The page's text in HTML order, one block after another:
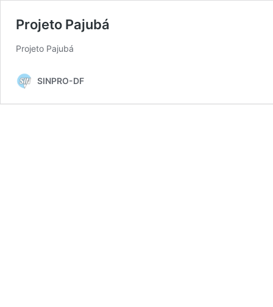
Projeto Pajubá
Projeto Pajubá
SINPRO-DF